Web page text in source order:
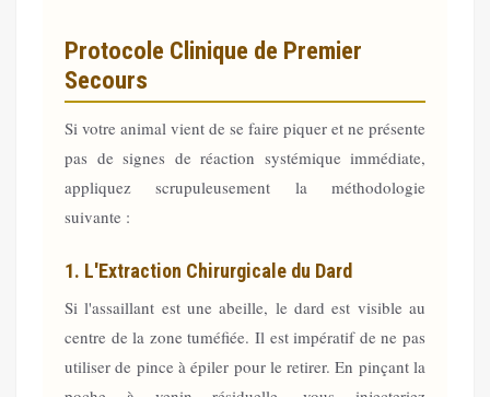
Protocole Clinique de Premier
Secours
Si votre animal vient de se faire piquer et ne présente
pas de signes de réaction systémique immédiate,
appliquez scrupuleusement la méthodologie
suivante :
1. L'Extraction Chirurgicale du Dard
Si l'assaillant est une abeille, le dard est visible au
centre de la zone tuméfiée. Il est impératif de ne pas
utiliser de pince à épiler pour le retirer. En pinçant la